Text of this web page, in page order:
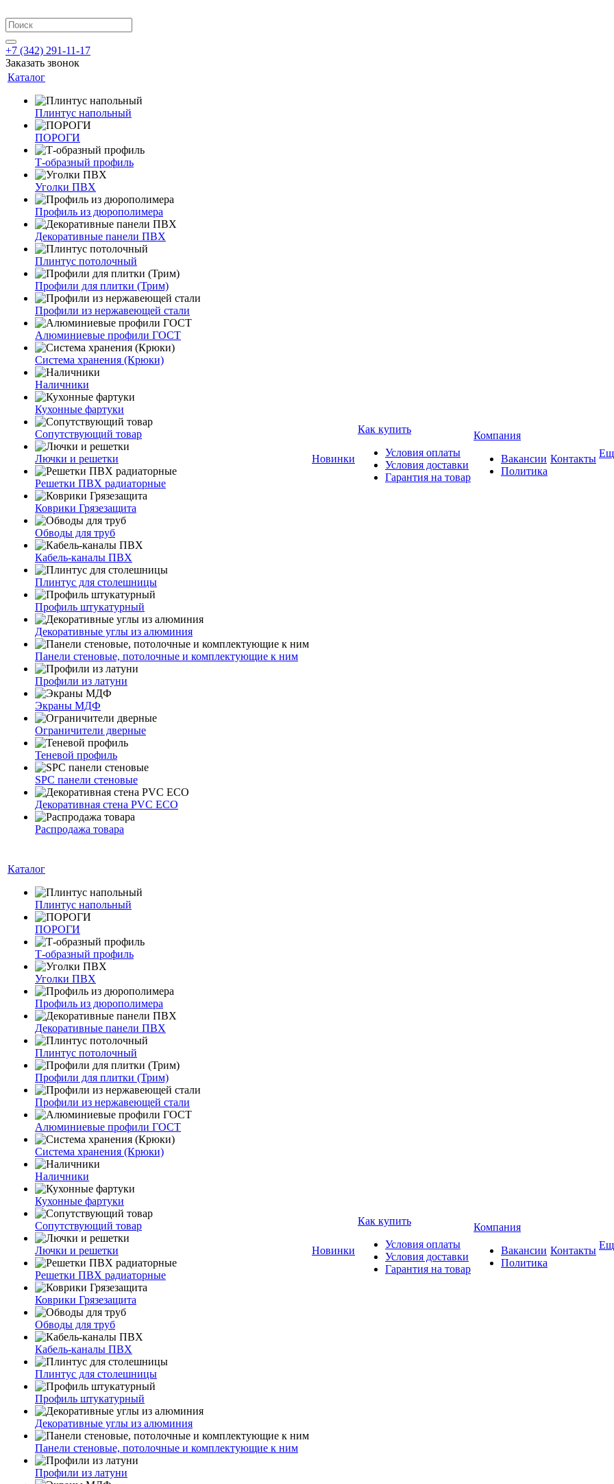
+7 (342) 291-11-17
Заказать звонок
Каталог
Плинтус напольный
ПОРОГИ
Т-образный профиль
Уголки ПВХ
Профиль из дюрополимера
Декоративные панели ПВХ
Плинтус потолочный
Профили для плитки (Трим)
Профили из нержавеющей стали
Алюминиевые профили ГОСТ
Система хранения (Крюки)
Наличники
Кухонные фартуки
Сопутствующий товар
Лючки и решетки
Решетки ПВХ радиаторные
Коврики Грязезащита
Обводы для труб
Кабель-каналы ПВХ
Плинтус для столешницы
Профиль штукатурный
Декоративные углы из алюминия
Панели стеновые, потолочные и комплектующие к ним
Профили из латуни
Экраны МДФ
Ограничители дверные
Теневой профиль
SPC панели стеновые
Декоративная стена PVC ECO
Распродажа товара
Новинки
Как купить
Условия оплаты
Условия доставки
Гарантия на товар
Компания
Вакансии
Политика
Контакты
Каталог
Плинтус напольный
ПОРОГИ
Т-образный профиль
Уголки ПВХ
Профиль из дюрополимера
Декоративные панели ПВХ
Плинтус потолочный
Профили для плитки (Трим)
Профили из нержавеющей стали
Алюминиевые профили ГОСТ
Система хранения (Крюки)
Наличники
Кухонные фартуки
Сопутствующий товар
Лючки и решетки
Решетки ПВХ радиаторные
Коврики Грязезащита
Обводы для труб
Кабель-каналы ПВХ
Плинтус для столешницы
Профиль штукатурный
Декоративные углы из алюминия
Панели стеновые, потолочные и комплектующие к ним
Профили из латуни
Новинки
Как купить
Условия оплаты
Условия доставки
Гарантия на товар
Компания
Вакансии
Политика
Контакты